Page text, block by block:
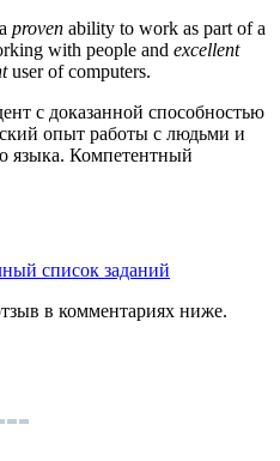
proven ability to work as part of a
with people and excellent
user of computers.
с доказанной способностью
опыт работы с людьми и
языка. Компетентный
список заданий
в комментариях ниже.